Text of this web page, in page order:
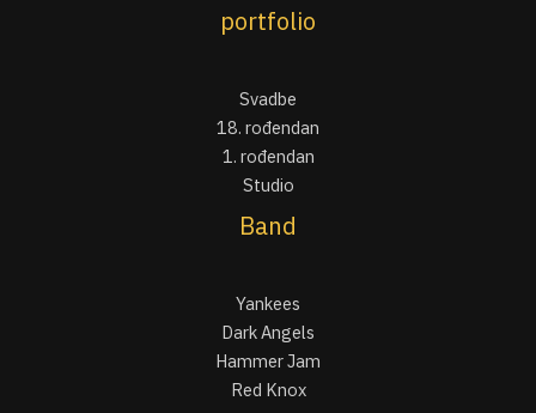
portfolio
Svadbe
18. rođendan
1. rođendan
Studio
Band
Yankees
Dark Angels
Hammer Jam
Red Knox